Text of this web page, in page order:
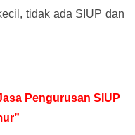
tidak ada SIUP dan
Pengurusan SIUP